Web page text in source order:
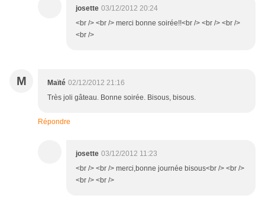
josette 03/12/2012 20:24
<br /> <br /> merci bonne soirée!!<br /> <br /> <br />
<br />
M Maïté 02/12/2012 21:16
Très joli gâteau. Bonne soirée. Bisous, bisous.
Répondre
josette 03/12/2012 11:23
<br /> <br /> merci,bonne journée bisous<br /> <br />
<br /> <br />